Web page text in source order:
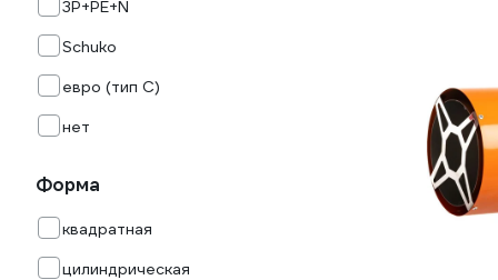
3Р+РЕ+N
Schuko
евро (тип С)
нет
Форма
квадратная
цилиндрическая